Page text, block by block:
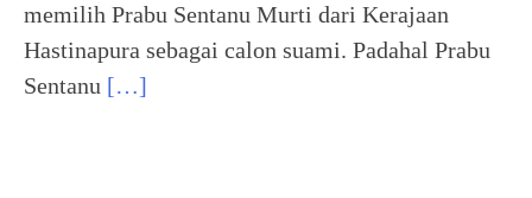
memilih Prabu Sentanu Murti dari Kerajaan
Hastinapura sebagai calon suami. Padahal Prabu
Sentanu […]